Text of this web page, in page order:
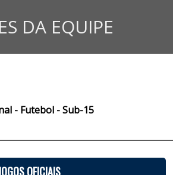
DA EQUIPE
- Futebol - Sub-15
OFICIAIS